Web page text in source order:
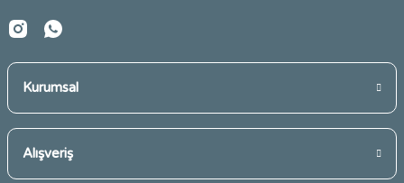
Kurumsal
Alışveriş